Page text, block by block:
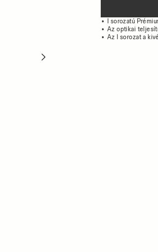
Next
I sorozatú
Az optikai
Az I sorozat a